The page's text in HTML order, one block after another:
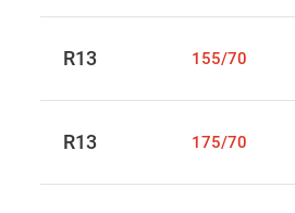
R13 155/70
R13 175/70